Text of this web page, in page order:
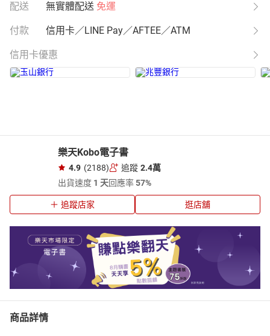
配送 無實體配送 免運
付款 信用卡／LINE Pay／AFTEE／ATM
信用卡優惠
樂天Kobo電子書
4.9 (2188) 追蹤 2.4萬
出貨速度 1 天回應率57%
追蹤店家 逛店舖
商品詳情